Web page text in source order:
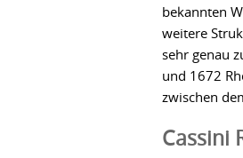
bekannten
weitere
sehr genau
und 1672
zwischen
Cassini